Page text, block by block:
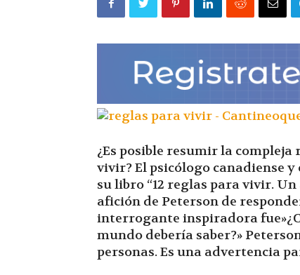
¿Es posible resumir la
vivir? El psicólogo canadiense
su libro “12 reglas para vivir.
afición de Peterson de
interrogante inspiradora
mundo debería saber?»
personas. Es una advertencia